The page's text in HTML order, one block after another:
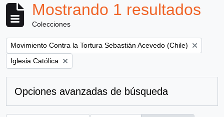
Mostrando 1 resultados
Colecciones
Remove filter:
Movimiento Contra la Tortura Sebastián Acevedo (Chile)
Remove filter:
Iglesia Católica
Opciones avanzadas de búsqueda